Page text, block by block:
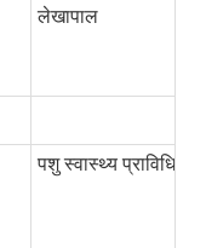
लेखापाल
पशु स्वास्थ्य प्राविधिक